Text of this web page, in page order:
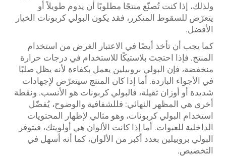
ولذلك، إذا كنت تُصنّع منتجًا مطلوبًا أن يدوم طويلاً أو
يتعرّض للسقوط المتكرر، فقد يكون البولي كربونات الخيار
الأفضل.
كما يجب أن تأخذ أيضًا في الاعتبار الغرض من استخدام
المنتج. فإذا احتجتَ بلاستيكًا للاستخدام في درجات حرارة
منخفضة، فإن البولي بروبيلين يعمل بكفاءة لأنه يظل صلبًا
في الأجواء الباردة. أما إذا كان المنتج سيتعرّض لإجهادات
شديدة أو أوزان ثقيلة، فالبولي كربونات هو الأنسب. ونقطة
أخرى هي المظهر النهائي: فللشفافية والوضوح، يُفضّل
استخدام البولي كربونات، وهو مثالي لإظهار المحتويات
الداخلية للعبوات. أما إذا كانت الألوان هي أولويتك، فيتوفر
البولي بروبيلين بعدد أكبر من الألوان، كما أنه أسهل في
التخصيص.